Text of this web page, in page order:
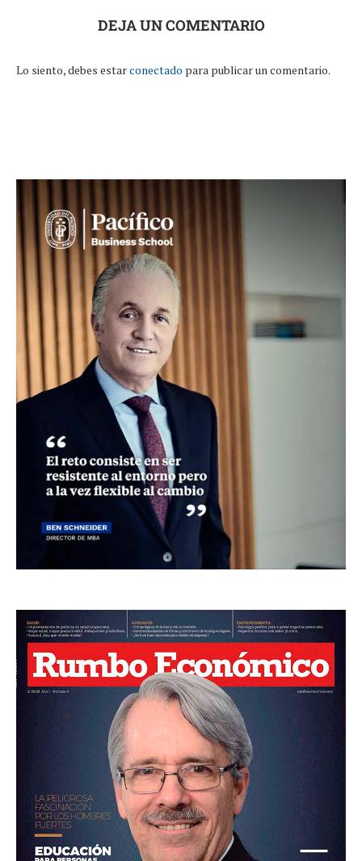
DEJA UN COMENTARIO
Lo siento, debes estarconectado para publicar un comentario.